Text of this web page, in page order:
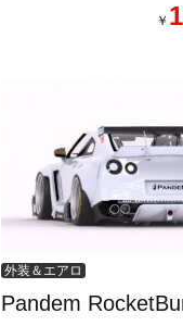
￥
外装＆エアロ
Pandem